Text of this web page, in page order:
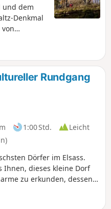
und dem
Denkmal
Wendelin
Die
und zu
zum
schönem
sehen!
Rundgang
1:00 Std.
Leicht
Dörfer im Elsass.
Ihnen, dieses kleine Dorf
zu erkunden, dessen
hat diese